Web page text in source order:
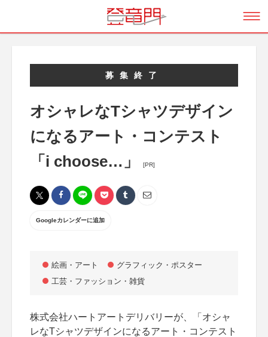
募集終了
オシャレなTシャツデザイン
になるアート・コンテスト
「i choose…」
[PR]
Googleカレンダーに追加
絵画・アート
グラフィック・ポスター
工芸・ファッション・雑貨
株式会社ハートアートデリバリーが、「オシャ
レなTシャツデザインになるアート・コンテスト